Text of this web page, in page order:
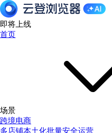
即将上线
首页
场景
跨境电商
多店铺本土化批量安全运营